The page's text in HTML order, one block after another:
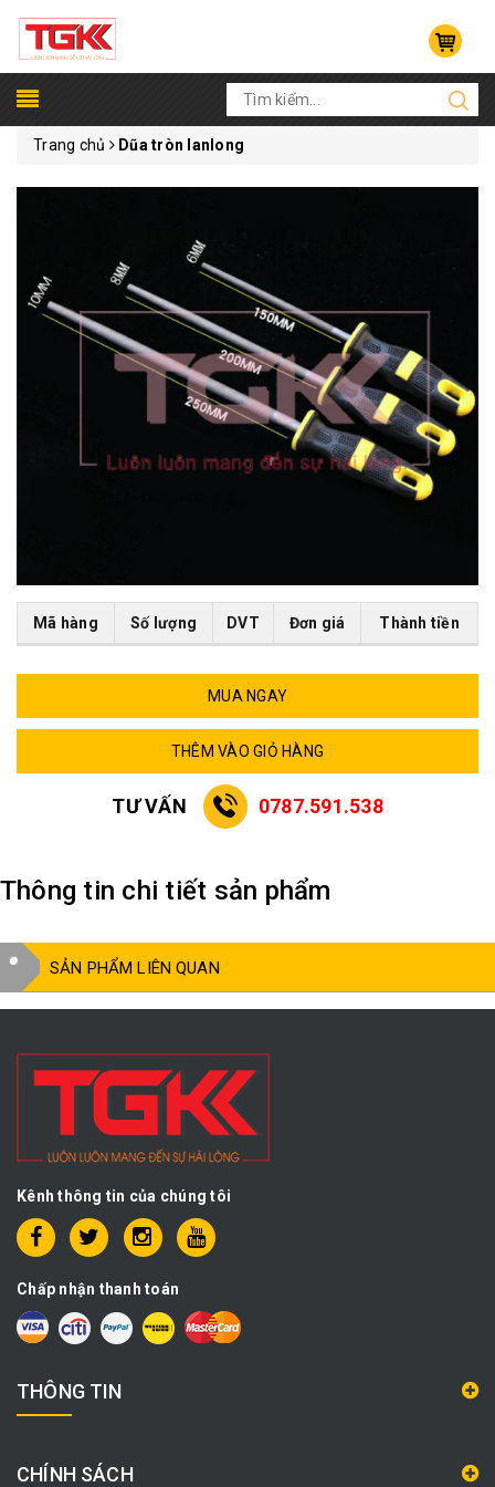
Trang chủ Dũa tròn lanlong
Mã hàng Số lượng DVT Đơn giá Thành tiền
MUA NGAY
THÊM VÀO GIỎ HÀNG
TƯ VẤN 0787.591.538
Thông tin chi tiết sản phẩm
SẢN PHẨM LIÊN QUAN
Kênh thông tin của chúng tôi
Chấp nhận thanh toán
THÔNG TIN
CHÍNH SÁCH